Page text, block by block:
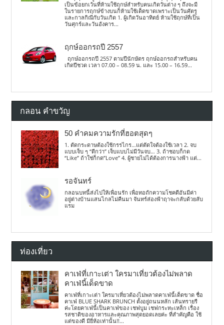
เป็นข้อยกเว้นที่ห้ามใช้ฤกษ์สำหรับคนเกิดวันต่าง ๆ ถึงจะมี
ในรายการฤกษ์ข้างบนก็ห้ามใช้เด็ดขาดเพราะเป็นวันศัตรู
และกาลกิณีกับวันเกิด 1. ผู้เกิดวันอาทิตย์ ห้ามใช้ฤกษ์ที่เป็น
วันศุกร์และวันอังคาร...
ฤกษ์ออกรถปี 2557
ฤกษ์ออกรถปี 2557 ตามปีนักษัตร ฤกษ์ออกรถสำหรับคน
เกิดปีชวด เวลา 07.00 – 08.59 น. และ 15.00 – 16.59...
กลอน คำขวัญ
50 คำคมความรักที่ฮอตสุดๆ
1. ตัดกระดาษต้องใช้กรรไกร…แต่ตัดใจต้องใช้เวลา 2. จบ
แบบเจ็บ ๆ “ดีกว่า” เจ็บแบบไม่มีวันจบ… 3. ถ้าชอบก็กด
“Like” ถ้าใช่ก็กด”Love” 4. ผู้ชายไม่ได้ต้องการนางฟ้า แต่...
รอจันทร์
กลอนบทนี้ส่งไปให้เพื่อนรัก เพื่อทอถักความโชคดีอันมีค่า
อยู่ต่างบ้านแสนไกลไม่คืนมา จันทร์ส่องฟ้าฤาจะกลับด้วยลับ
แรม
ท่องเที่ยว
คาเฟ่ที่เกาะเต่า ใครมาเที่ยวต้องไม่พลาด
คาเฟ่นี้เด็ดขาด
คาเฟ่ที่เกาะเต่า ใครมาเที่ยวต้องไม่พลาดคาเฟ่นี้เด็ดขาด ชื่อ
คาเฟ่ BLUE SHARK BRUNCH ตั้งอยู่ถนนหลัก เส้นทรายรี
ค่ะโดยคาเฟ่นี้เป็นคาเฟ่ของ เชฟบูม เชฟกระทะเหล็ก เรื่อง
รสชาติของอาหารและคุณภาพสุดยอดเลยค่ะ ที่สำคัญคือ ใช้
แต่ของดี มียี่ห้อเท่านั้น!!...